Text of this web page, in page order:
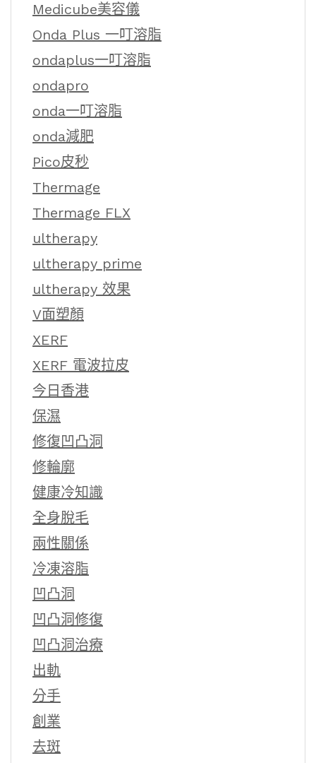
Medicube美容儀
Onda Plus 一叮溶脂
ondaplus一叮溶脂
ondapro
onda一叮溶脂
onda減肥
Pico皮秒
Thermage
Thermage FLX
ultherapy
ultherapy prime
ultherapy 效果
V面塑顏
XERF
XERF 電波拉皮
今日香港
保濕
修復凹凸洞
修輪廓
健康冷知識
全身脫毛
兩性關係
冷凍溶脂
凹凸洞
凹凸洞修復
凹凸洞治療
出軌
分手
創業
去斑